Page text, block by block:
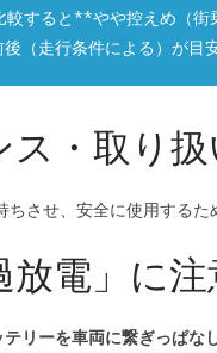
較すると**やや控えめ（
（走行条件による）が目
・取り
させ、安全に使用するた
電」に注
リーを車両に繋ぎっぱな